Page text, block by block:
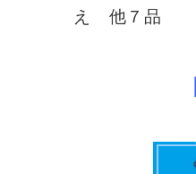
え 他７品